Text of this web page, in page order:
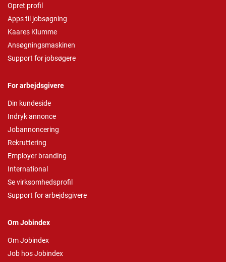
Opret profil
Apps til jobsøgning
Kaares Klumme
Ansøgningsmaskinen
Support for jobsøgere
For arbejdsgivere
Din kundeside
Indryk annonce
Jobannoncering
Rekruttering
Employer branding
International
Se virksomhedsprofil
Support for arbejdsgivere
Om Jobindex
Om Jobindex
Job hos Jobindex